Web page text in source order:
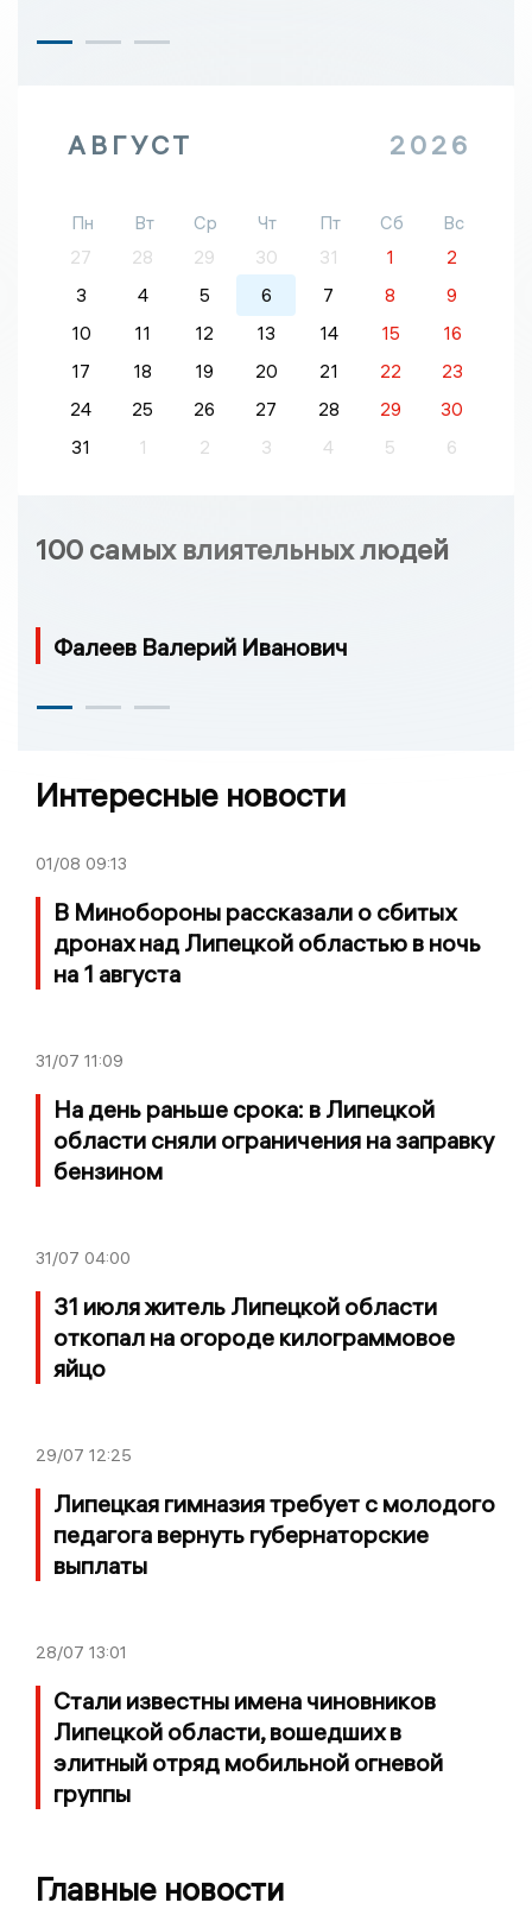
АВГУСТ 2026
Пн Вт Ср Чт Пт Сб
Вс
27
28 29 30 31 1
2
3
4 5 6 7 8
9
10
11 12 13 14 15
16
17
18 19 20 21 22
23
24
25 26 27 28 29
30
31
1 2 3 4 5 6
100 самых влиятельных людей
Фалеев Валерий Иванович
Интересные новости
01/08 09:13
В Минобороны рассказали о сбитых
дронах над Липецкой областью в ночь
на 1 августа
31/07 11:09
На день раньше срока: в Липецкой
области сняли ограничения на заправку
бензином
31/07 04:00
31 июля житель Липецкой области
откопал на огороде килограммовое
яйцо
29/07 12:25
Липецкая гимназия требует с молодого
педагога вернуть губернаторские
выплаты
28/07 13:01
Стали известны имена чиновников
Липецкой области, вошедших в
элитный отряд мобильной огневой
группы
Главные новости